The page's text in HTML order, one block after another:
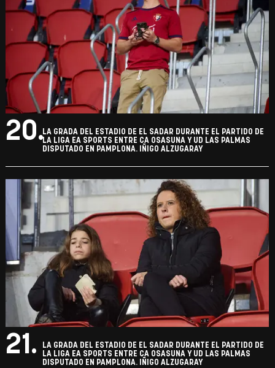
20.LA GRADA DEL ESTADIO DE EL SADAR DURANTE EL PARTIDO DE
LA LIGA EA SPORTS ENTRE CA OSASUNA Y UD LAS PALMAS
DISPUTADO EN PAMPLONA. IÑIGO ALZUGARAY
21.
LA GRADA DEL ESTADIO DE EL SADAR DURANTE EL PARTIDO DE
LA LIGA EA SPORTS ENTRE CA OSASUNA Y UD LAS PALMAS
DISPUTADO EN PAMPLONA. IÑIGO ALZUGARAY